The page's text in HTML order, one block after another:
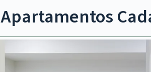
Apartamentos